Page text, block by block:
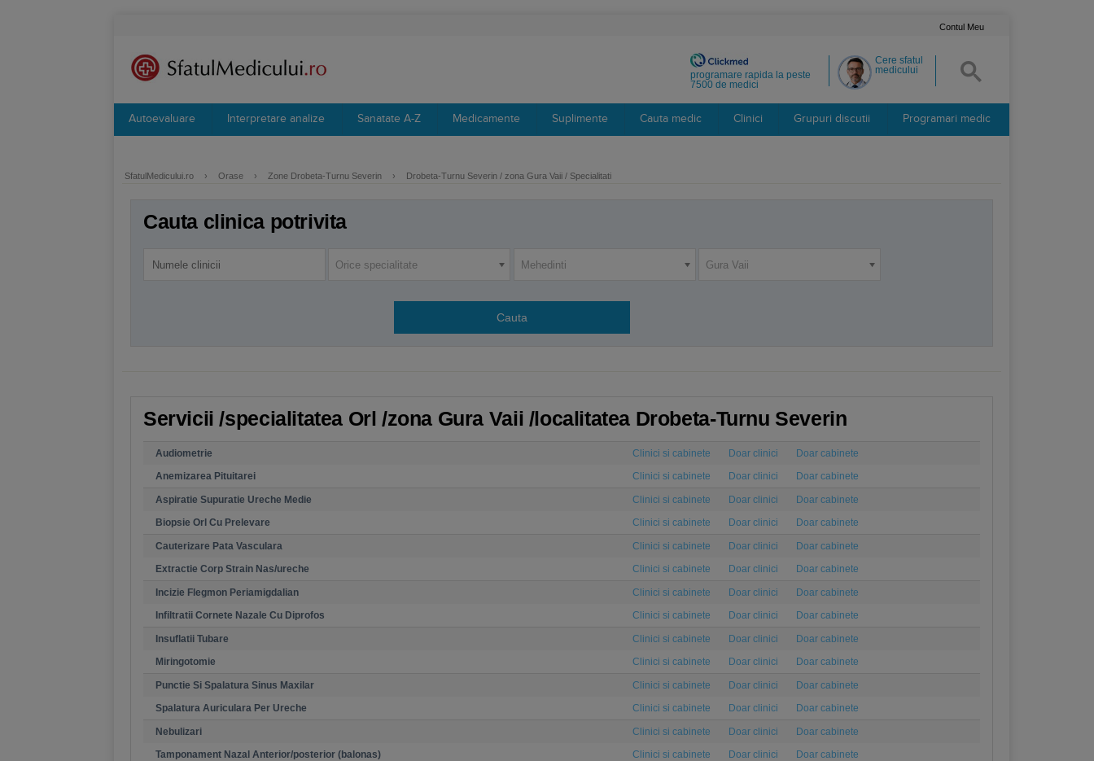
Contul Meu
Cere sfatul
medicului
programare rapida la peste
7500 de medici
Autoevaluare Interpretare analize Sanatate A-Z Medicamente Suplimente Cauta medic Clinici Grupuri discutii Programari medic
SfatulMedicului.ro › Orase › Zone Drobeta-Turnu Severin › Drobeta-Turnu Severin / zona Gura Vaii / Specialitati
Cauta clinica potrivita
Orice specialitate Mehedinti Gura Vaii
Servicii /specialitatea Orl /zona Gura Vaii /localitatea Drobeta-Turnu Severin
Audiometrie Clinici si cabinete Doar clinici
Doar cabinete
Anemizarea Pituitarei
Clinici si cabinete Doar clinici Doar cabinete
Aspiratie Supuratie Ureche Medie Clinici si cabinete Doar clinici
Doar cabinete
Biopsie Orl Cu Prelevare
Clinici si cabinete Doar clinici Doar cabinete
Cauterizare Pata Vasculara Clinici si cabinete Doar clinici
Doar cabinete
Extractie Corp Strain Nas/ureche
Clinici si cabinete Doar clinici Doar cabinete
Incizie Flegmon Periamigdalian Clinici si cabinete Doar clinici
Doar cabinete
Infiltratii Cornete Nazale Cu Diprofos
Clinici si cabinete Doar clinici Doar cabinete
Insuflatii Tubare Clinici si cabinete Doar clinici
Doar cabinete
Miringotomie
Clinici si cabinete Doar clinici Doar cabinete
Punctie Si Spalatura Sinus Maxilar Clinici si cabinete Doar clinici
Doar cabinete
Spalatura Auriculara Per Ureche
Clinici si cabinete Doar clinici Doar cabinete
Nebulizari Clinici si cabinete Doar clinici
Doar cabinete
Tamponament Nazal Anterior/posterior (balonas)
Clinici si cabinete Doar clinici Doar cabinete